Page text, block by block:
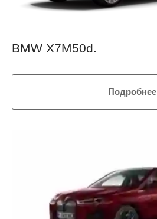
BMW X7M50d.
Подробнее